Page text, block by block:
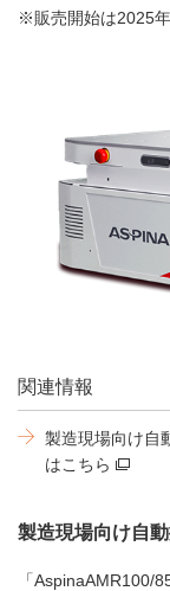
※販売開始は2025
関連情報
製造現場向け自
はこちら
製造現場向け自
「AspinaAMR100/